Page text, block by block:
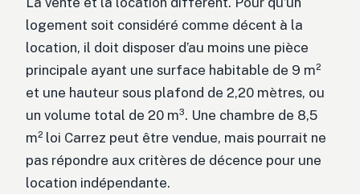
logement soit considéré comme décent à la
location, il doit disposer d’au moins une pièce
principale ayant une surface habitable de 9 m²
et une hauteur sous plafond de 2,20 mètres, ou
un volume total de 20 m³. Une chambre de 8,5
m² loi Carrez peut être vendue, mais pourrait ne
pas répondre aux critères de décence pour une
location indépendante.